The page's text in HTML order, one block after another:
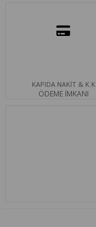
KAPIDA NAKİT & K.K
ÖDEME İMKANI